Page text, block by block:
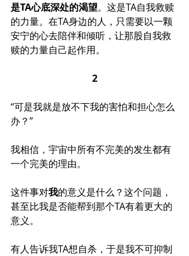
是TA心底深处的渴望。这是TA自我救赎
的力量。在TA身边的人，只需要以一颗
安宁的心去陪伴和倾听，让那股自我救
赎的力量自己起作用。
2
“可是我就是放不下我的害怕和担心怎么
办？”
我相信，宇宙中所有不完美的发生都有
一个完美的理由。
这件事对我的意义是什么？这个问题，
甚至比我是否能帮到那个TA有着更大的
意义。
有人告诉我TA想自杀，于是我不可抑制